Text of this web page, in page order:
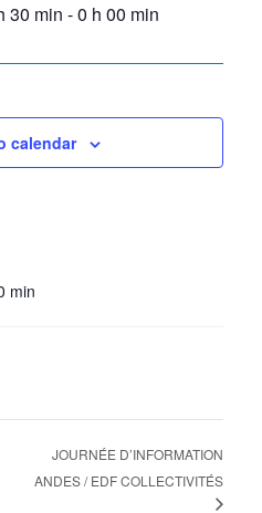
30 min -0 h 00 min
calendar
min
JOURNÉE D’INFORMATION
ANDES / EDF COLLECTIVITÉS